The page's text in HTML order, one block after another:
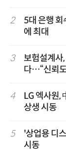
2
5대 은행
에 최대
3
보험설계
다…“신뢰
4
LG 엑사원,
상생 시동
5
'상업용 디
시동